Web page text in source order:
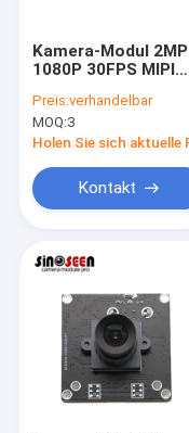
Kamera-Modul 2MP
1080P 30FPS MIPI
Preis:verhandelbar
MOQ:3
Kontakt